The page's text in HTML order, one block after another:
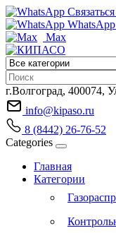
WhatsApp
Max
г.Волгоград, 400074,
info@kipaso.ru
8 (8442) 26-76-52
Categories
Главная
Категории